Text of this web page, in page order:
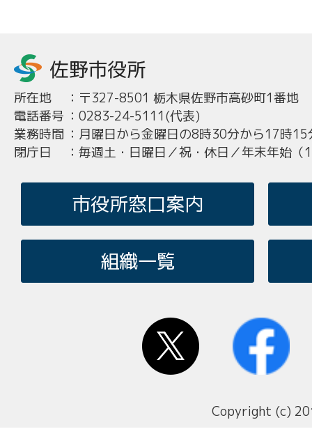
所在地 ： 〒327-8501 栃木県佐野市高砂町1番地
電話番号 ： 0283-24-5111(代表)
業務時間 ： 月曜日から金曜日の8時30分から17時15
閉庁日
： 毎週土・日曜日／祝・休日／年末年始
市役所窓口案内
組織一覧
Copyright (c)